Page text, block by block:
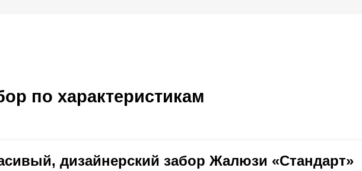
по характеристикам
дизайнерский забор Жалюзи «Стандарт»